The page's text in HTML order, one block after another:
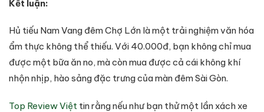
Kết luận:
Hủ tiếu Nam Vang đêm Chợ Lớn là một trải nghiệm văn hóa
ẩm thực không thể thiếu. Với 40.000đ, bạn không chỉ mua
được một bữa ăn no, mà còn mua được cả cái không khí
nhộn nhịp, hào sảng đặc trưng của màn đêm Sài Gòn.
Top Review Việt tin rằng nếu như bạn thử một lần xách xe